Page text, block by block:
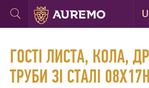
ГОСТІ ЛИСТА, КОЛА,
ТРУБИ ЗІ СТАЛІ